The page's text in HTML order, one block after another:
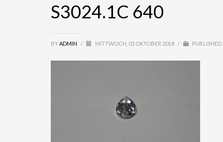
S3024.1C 640
BYADMIN / MITTWOCH, 03 OKTOBER 2018 / PUBLISHED